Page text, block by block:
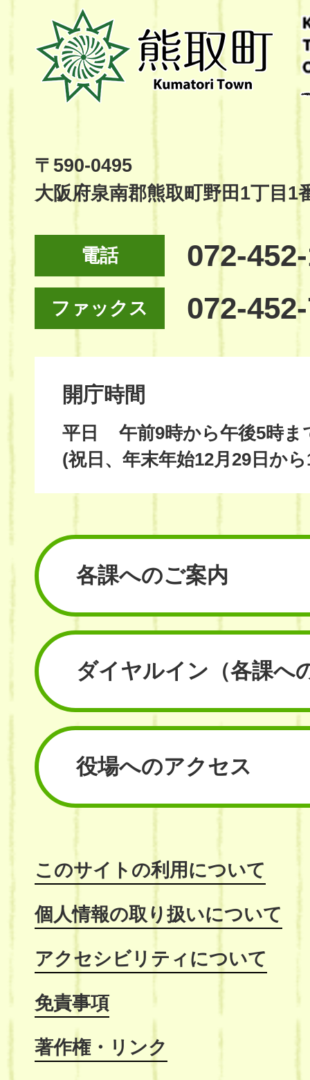
熊
取
町
Kumatori
Site
〒590-0495
大阪府泉南郡熊取町野田1丁目1
電話 072-
ファックス 072-
開庁時間
平日
午前9時から午後5時ま
(祝日、年末年始12月29日か
各課へのご案内
ダイヤルイン （各課へ
役場へのアクセス
このサイトの利用について
個人情報の取り扱いについて
アクセシビリティについて
免責事項
著作権・リンク